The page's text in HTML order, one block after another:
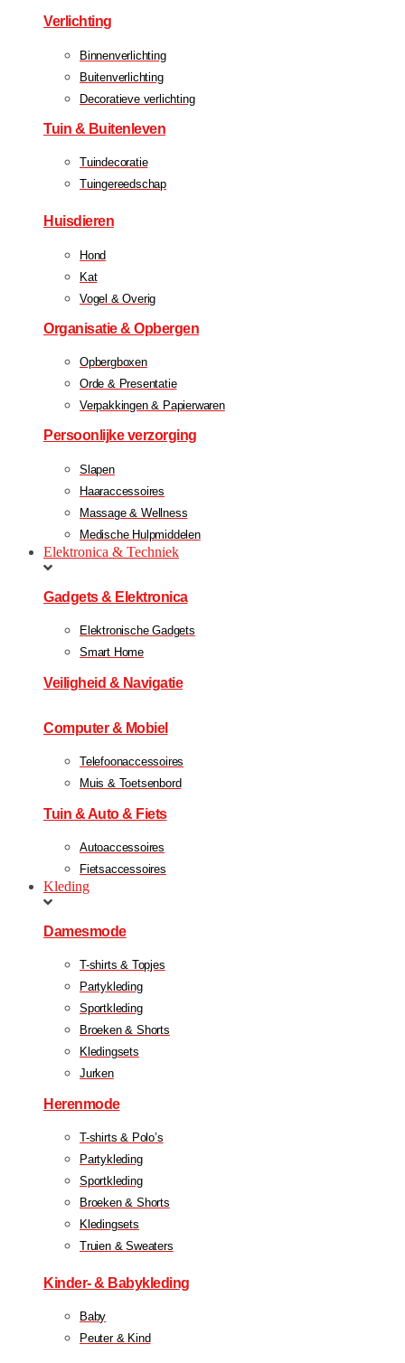
Verlichting
Binnenverlichting
Buitenverlichting
Decoratieve verlichting
Tuin & Buitenleven
Tuindecoratie
Tuingereedschap
Huisdieren
Hond
Kat
Vogel & Overig
Organisatie & Opbergen
Opbergboxen
Orde & Presentatie
Verpakkingen & Papierwaren
Persoonlijke verzorging
Slapen
Haaraccessoires
Massage & Wellness
Medische Hulpmiddelen
Elektronica & Techniek
Gadgets & Elektronica
Elektronische Gadgets
Smart Home
Veiligheid & Navigatie
Computer & Mobiel
Telefoonaccessoires
Muis & Toetsenbord
Tuin & Auto & Fiets
Autoaccessoires
Fietsaccessoires
Kleding
Damesmode
T-shirts & Topjes
Partykleding
Sportkleding
Broeken & Shorts
Kledingsets
Jurken
Herenmode
T-shirts & Polo’s
Partykleding
Sportkleding
Broeken & Shorts
Kledingsets
Truien & Sweaters
Kinder- & Babykleding
Baby
Peuter & Kind